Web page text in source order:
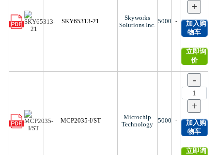
SKY65313-21
Skyworks
Solutions Inc.
5000 -
+
加入购
物车
立即询
价
MCP2035-I/ST
Microchip
Technology
5000 -
-
+
加入购
物车
立即询